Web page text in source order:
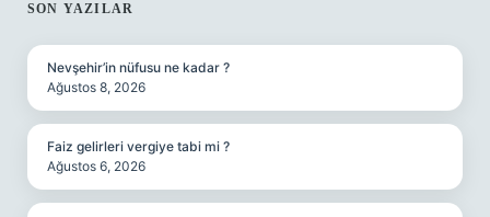
SIDEBAR
SON YAZILAR
Nevşehir’in nüfusu ne kadar ?
Ağustos 8, 2026
Faiz gelirleri vergiye tabi mi ?
Ağustos 6, 2026